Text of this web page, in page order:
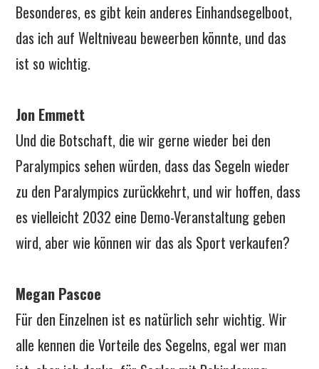
Besonderes, es gibt kein anderes Einhandsegelboot,
das ich auf Weltniveau beweerben könnte, und das
ist so wichtig.
Jon Emmett
Und die Botschaft, die wir gerne wieder bei den
Paralympics sehen würden, dass das Segeln wieder
zu den Paralympics zurückkehrt, und wir hoffen, dass
es vielleicht 2032 eine Demo-Veranstaltung geben
wird, aber wie können wir das als Sport verkaufen?
Megan Pascoe
Für den Einzelnen ist es natürlich sehr wichtig. Wir
alle kennen die Vorteile des Segelns, egal wer man